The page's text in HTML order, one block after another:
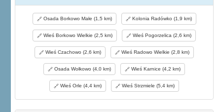
Osada Borkowo Małe (1,5 km) Kolonia Radówko (1,9 km)
Wieś Borkowo Wielkie (2,5 km) Wieś Pogorzelica (2,6 km)
Wieś Czachowo (2,6 km) Wieś Radowo Wielkie (2,8 km)
Osada Wołkowo (4,0 km) Wieś Karnice (4,2 km)
Wieś Orle (4,4 km) Wieś Strzmiele (5,4 km)